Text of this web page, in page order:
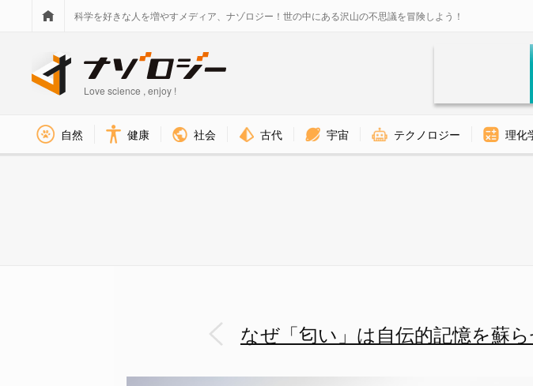
科学を好きな人を増やすメディア、ナゾロジー！世の中にある沢山の不思議を冒険しよう！
Love science , enjoy !
自然 健康 社会 古代 宇宙 テクノロジー 理化
なぜ「匂い」は自伝的記憶を蘇